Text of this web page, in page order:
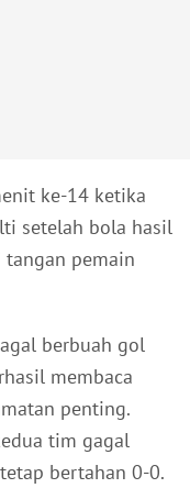
ke-14 ketika
setelah bola hasil
pemain
berbuah gol
membaca
penting.
tim gagal
bertahan 0-0.